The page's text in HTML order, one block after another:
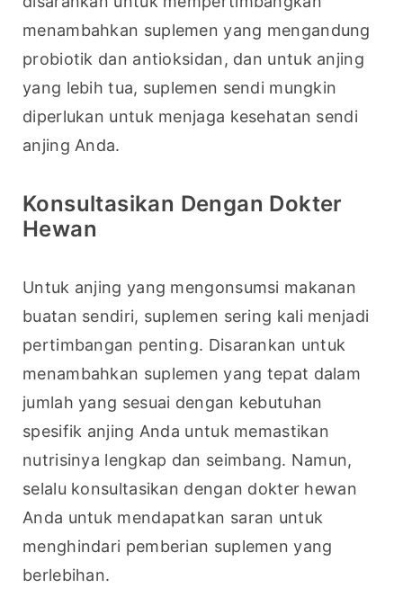
menambahkan suplemen yang mengandung
probiotik dan antioksidan, dan untuk anjing
yang lebih tua, suplemen sendi mungkin
diperlukan untuk menjaga kesehatan sendi
anjing Anda.
Konsultasikan Dengan Dokter
Hewan
Untuk anjing yang mengonsumsi makanan
buatan sendiri, suplemen sering kali menjadi
pertimbangan penting. Disarankan untuk
menambahkan suplemen yang tepat dalam
jumlah yang sesuai dengan kebutuhan
spesifik anjing Anda untuk memastikan
nutrisinya lengkap dan seimbang. Namun,
selalu konsultasikan dengan dokter hewan
Anda untuk mendapatkan saran untuk
menghindari pemberian suplemen yang
berlebihan.